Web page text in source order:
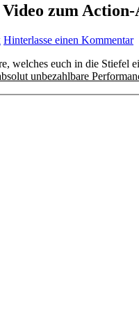
zum
Hinterlasse einen Kommentar
welches euch in die Stiefel
unbezahlbare